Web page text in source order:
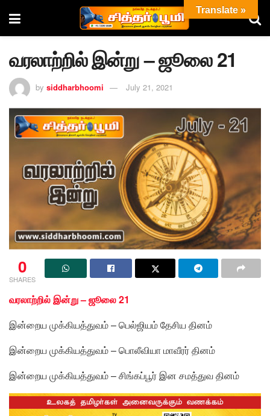
வரலாற்றில் இன்று – ஜூலை 21
by siddharbhoomi July 21, 2021
0
SHARES
வரலாற்றில் இன்று – ஜூலை 21
இன்றைய முக்கியத்துவம் – பெல்ஜியம் தேசிய தினம்
இன்றைய முக்கியத்துவம் – பொலீவியா மாவீரர் தினம்
இன்றைய முக்கியத்துவம் – சிங்கப்பூர் இன சமத்துவ தினம்
Translate »